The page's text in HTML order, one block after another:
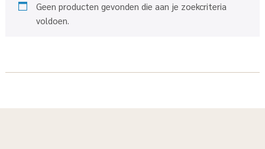
Geen producten gevonden die aan je zoekcriteria
voldoen.